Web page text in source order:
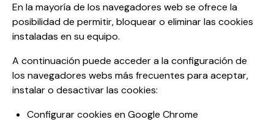
En la mayoría de los navegadores web se ofrece la
posibilidad de permitir, bloquear o eliminar las cookies
instaladas en su equipo.
A continuación puede acceder a la configuración de
los navegadores webs más frecuentes para aceptar,
instalar o desactivar las cookies:
Configurar cookies en Google Chrome